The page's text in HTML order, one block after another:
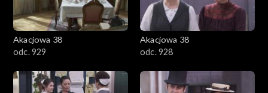
Akacjowa 38
odc. 929
Akacjowa 38
odc. 928